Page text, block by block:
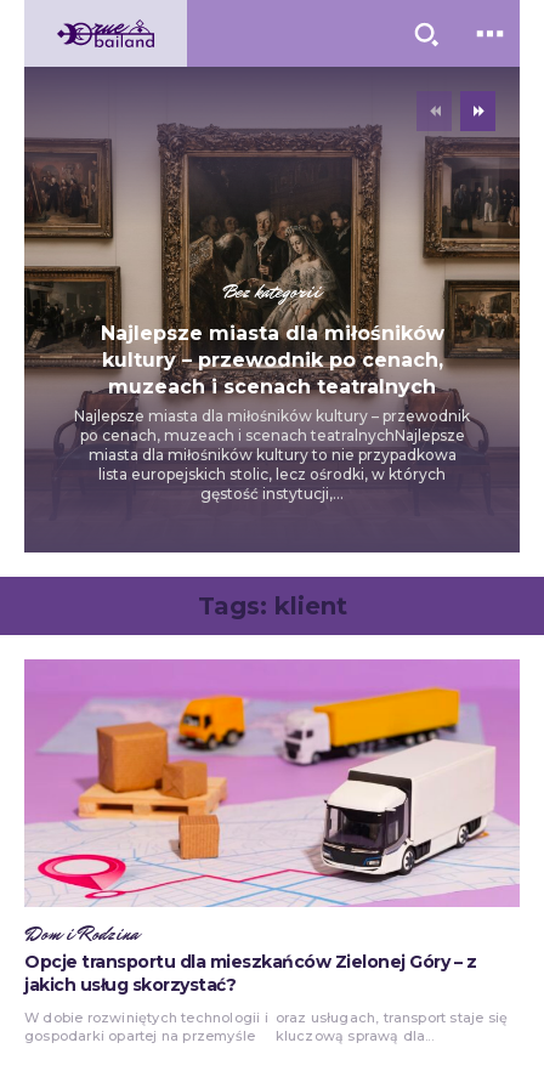
Bez kategorii
Najlepsze miasta dla miłośników
kultury – przewodnik po cenach,
muzeach i scenach teatralnych
Najlepsze miasta dla miłośników kultury – przewodnik
po cenach, muzeach i scenach teatralnychNajlepsze
miasta dla miłośników kultury to nie przypadkowa
lista europejskich stolic, lecz ośrodki, w których
gęstość instytucji,...
Tags: klient
Dom i Rodzina
Opcje transportu dla mieszkańców Zielonej Góry – z
jakich usług skorzystać?
W dobie rozwiniętych technologii i
gospodarki opartej na przemyśle
oraz usługach, transport staje się
kluczową sprawą dla...